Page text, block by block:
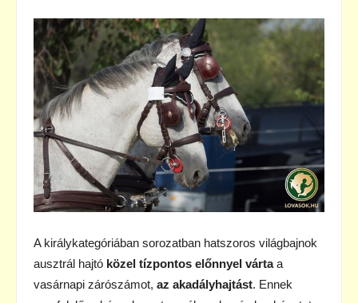
A királykategóriában sorozatban hatszoros világbajnok
ausztrál hajtó közel tízpontos előnnyel vártaa
vasárnapi zárószámot, az akadályhajtást. Ennek